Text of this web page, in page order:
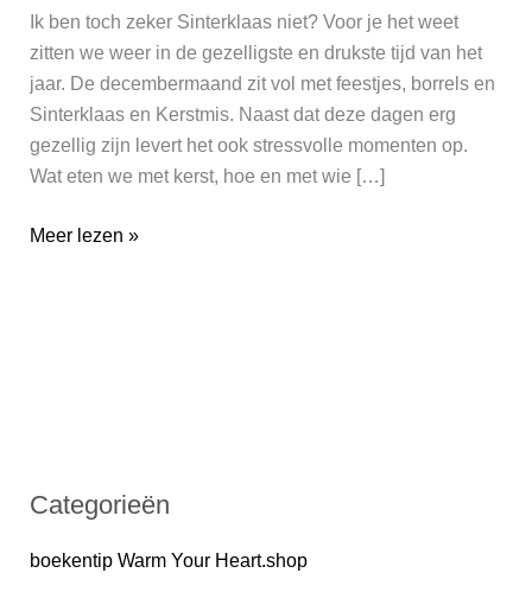
Ik ben toch zeker Sinterklaas niet? Voor je het weet
zitten we weer in de gezelligste en drukste tijd van het
jaar. De decembermaand zit vol met feestjes, borrels en
Sinterklaas en Kerstmis. Naast dat deze dagen erg
gezellig zijn levert het ook stressvolle momenten op.
Wat eten we met kerst, hoe en met wie […]
Sinterklaas
niet?
Meer lezen »
Categorieën
boekentip Warm Your Heart.shop